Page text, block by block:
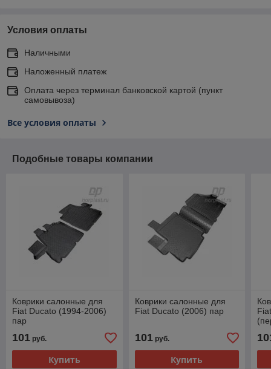
Условия оплаты
Наличными
Наложенный платеж
Оплата через терминал банковской картой (пункт
самовывоза)
Все условия оплаты
Подобные товары компании
Коврики салонные для
Fiat Ducato (1994-2006)
пар
101 руб.
Купить
Коврики салонные для
Fiat Ducato (2006) пар
101руб.
Купить